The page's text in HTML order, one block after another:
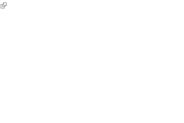
(link is external)